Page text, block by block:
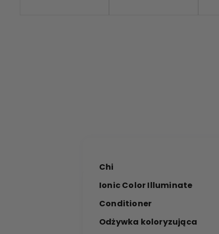
Chi
Ionic Color Illuminate
Conditioner
Odżywka koloryzująca